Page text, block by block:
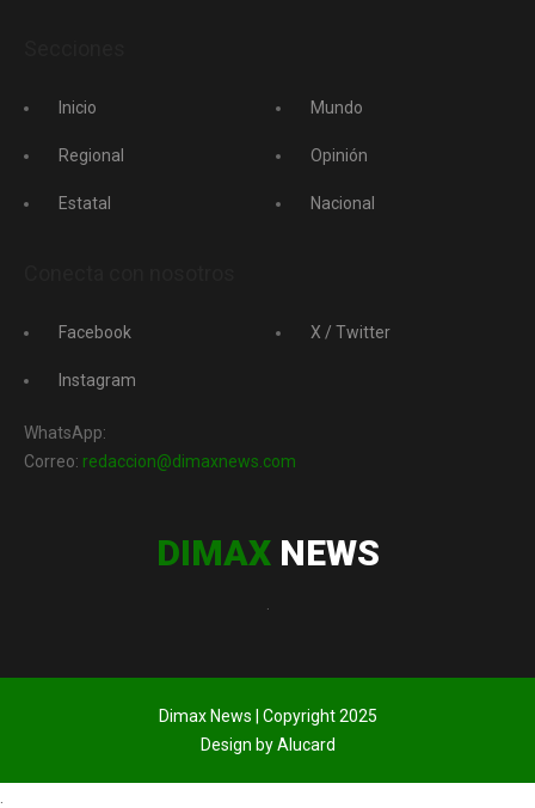
Inicio
Regional
Estatal
Mundo
Opinión
Nacional
Facebook
Instagram
X / Twitter
WhatsApp:
Correo: redaccion@dimaxnews.com
DIMAXNEWS
.
Dimax News | Copyright 2025
Design by Alucard
.